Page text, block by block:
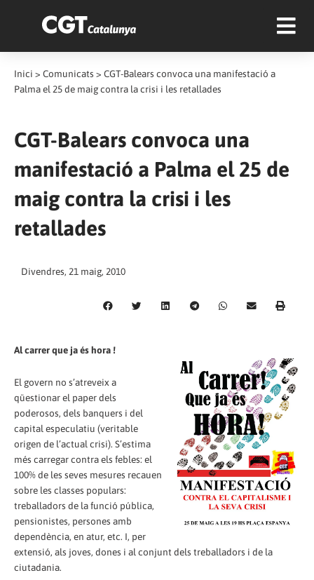
Inici > Comunicats > CGT-Balears convoca una manifestació a
Palma el 25 de maig contra la crisi i les retallades
CGT-Balears convoca una
manifestació a Palma el 25 de
maig contra la crisi i les
retallades
Divendres, 21 maig, 2010
Al carrer que ja és hora !
El govern no s’atreveix a
qüestionar el paper dels
poderosos, dels banquers i del
capital especulatiu (veritable
origen de l’actual crisi). S’estima
més carregar contra els febles: el
100% de les seves mesures recauen
sobre les classes populars:
treballadors de la funció pública,
pensionistes, persones amb
dependència, en atur, etc. I, per
extensió, als joves, dones i al conjunt dels treballadors i de la
ciutadania.